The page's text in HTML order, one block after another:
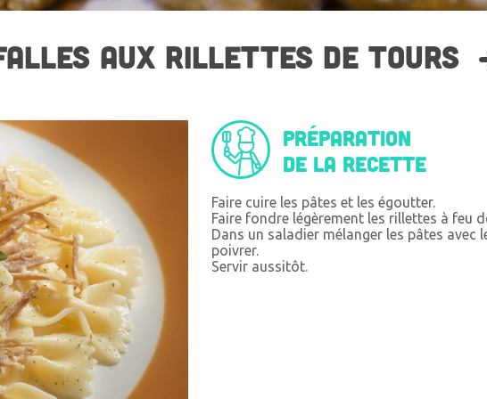
AUX RILLETTES DE TOURS
Préparation
de la recette
Faire cuire les pâtes et les égoutter.
Faire fondre légèrement les rillettes à feu
Dans un saladier mélanger les pâtes
poivrer.
Servir aussitôt.